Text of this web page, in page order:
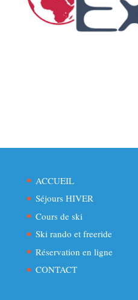
ACCUEIL
Séjours HIVER
Cours de ski
Ski rando et freeride
Réservation en ligne
CONTACT